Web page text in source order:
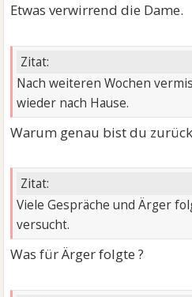
Etwas verwirrend die Dame.
Zitat:
Nach weiteren Wochen
wieder nach Hause.
Warum genau bist du
Zitat:
Viele Gespräche und Ärger
versucht.
Was für Ärger folgte ?